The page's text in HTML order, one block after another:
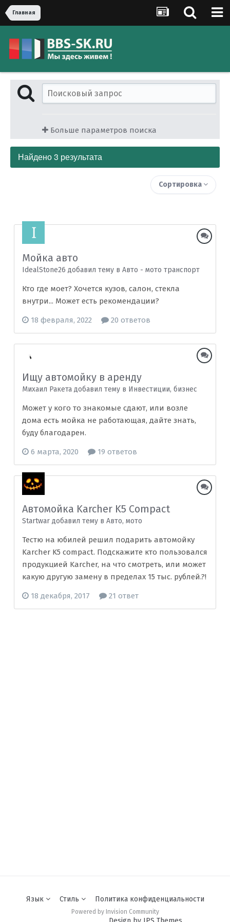
Главная
Больше параметров поиска
Найдено 3 результата
Сортировка
Мойка авто
IdealStone26 добавил тему в Авто - мото транспорт
Кто где моет? Хочется кузов, салон, стекла
внутри... Может есть рекомендации?
18 февраля, 2022 20 ответов
Ищу автомойку в аренду
Михаил Ракета добавил тему в Инвестиции, бизнес
Может у кого то знакомые сдают, или возле
дома есть мойка не работающая, дайте знать,
буду благодарен.
6 марта, 2020 19 ответов
Автомойка Karcher K5 Compact
Startwar добавил тему в Авто, мото
Тестю на юбилей решил подарить автомойку
Karcher K5 compact. Подскажите кто пользовался
продукцией Karcher, на что смотреть, или может
какую другую замену в пределах 15 тыс. рублей.?!
18 декабря, 2017 21 ответ
Язык Стиль Политика конфиденциальности
Powered by Invision Community